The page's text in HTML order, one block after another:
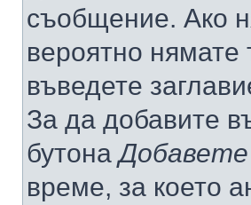
съобщение. Ако
вероятно
въведете
За да добавите
бутона
време, за което